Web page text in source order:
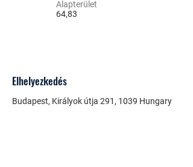
Alapterület
64,83
Elhelyezkedés
Budapest, Királyok útja 291, 1039 Hungary